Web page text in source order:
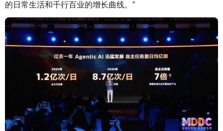
的日常生活和千行百业的增长曲线。”